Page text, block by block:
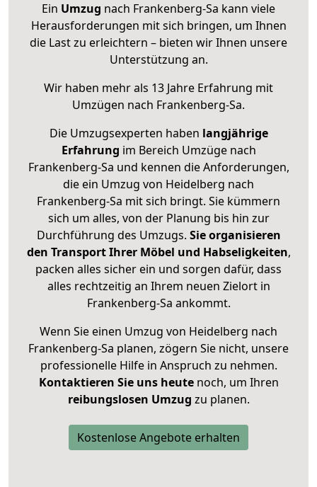
Ein Umzug nach Frankenberg-Sa kann viele
Herausforderungen mit sich bringen, um Ihnen
die Last zu erleichtern – bieten wir Ihnen unsere
Unterstützung an.
Wir haben mehr als 13 Jahre Erfahrung mit
Umzügen nach Frankenberg-Sa.
Die Umzugsexperten haben langjährige
Erfahrung im Bereich Umzüge nach
Frankenberg-Sa und kennen die Anforderungen,
die ein Umzug von Heidelberg nach
Frankenberg-Sa mit sich bringt. Sie kümmern
sich um alles, von der Planung bis hin zur
Durchführung des Umzugs. Sie organisieren
den Transport Ihrer Möbel und Habseligkeiten,
packen alles sicher ein und sorgen dafür, dass
alles rechtzeitig an Ihrem neuen Zielort in
Frankenberg-Sa ankommt.
Wenn Sie einen Umzug von Heidelberg nach
Frankenberg-Sa planen, zögern Sie nicht, unsere
professionelle Hilfe in Anspruch zu nehmen.
Kontaktieren Sie uns heutenoch, um Ihren
reibungslosen Umzug zu planen.
Kostenlose Angebote erhalten